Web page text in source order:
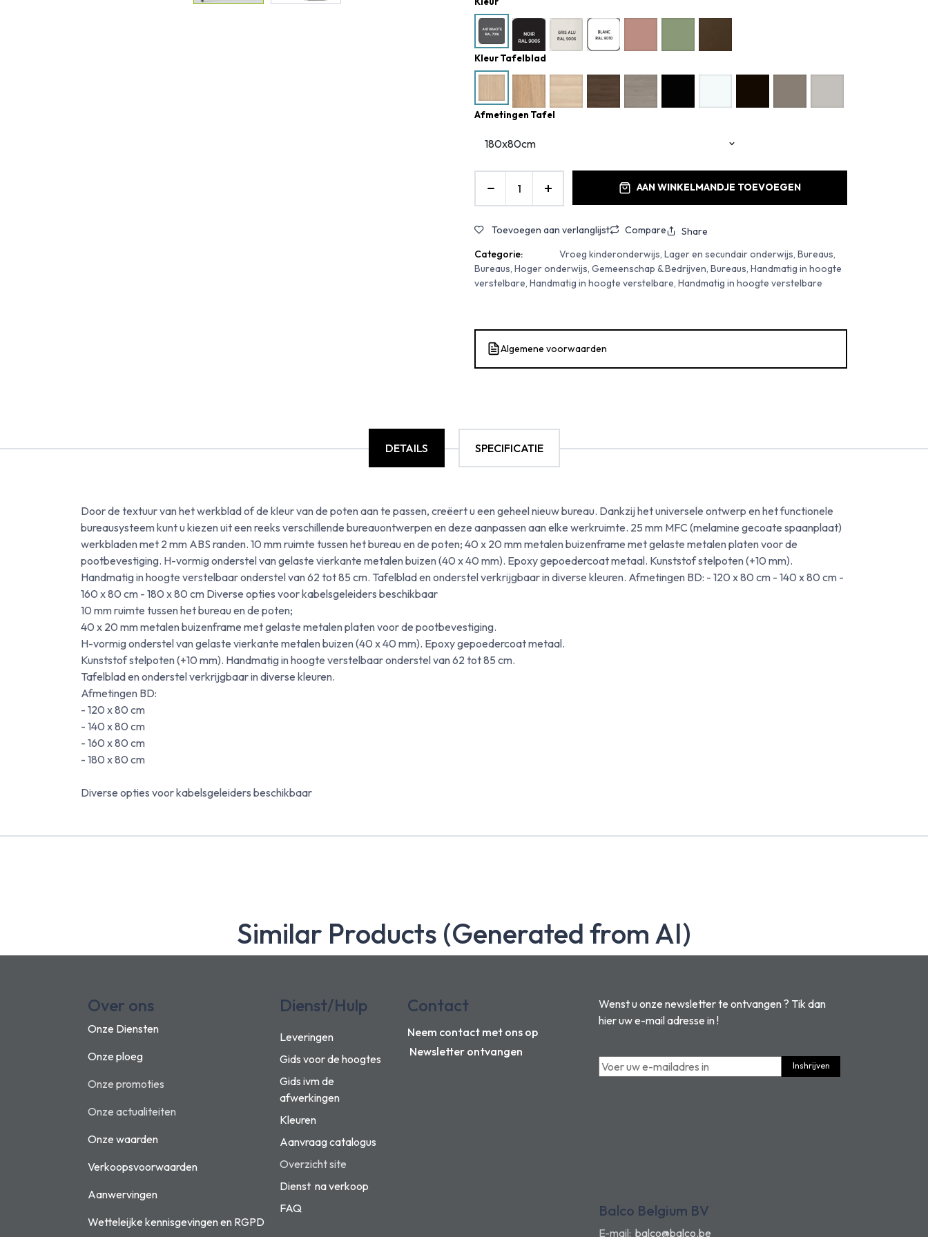
Kleur Tafelblad
Afmetingen Tafel
AAN WINKELMANDJE TOEVOEGEN
Toevoegen aan verlanglijst Compare
Share
Categorie:
Vroeg kinderonderwijs, Lager en secundair onderwijs, Bureaus,
Bureaus, Hoger onderwijs, Gemeenschap & Bedrijven, Bureaus, Handmatig in hoogte
verstelbare, Handmatig in hoogte verstelbare, Handmatig in hoogte verstelbare
Algemene voorwaarden
DETAILS SPECIFICATIE
Door de textuur van het werkblad of de kleur van de poten aan te passen, creëert u een geheel nieuw bureau. Dankzij het universele ontwerp en het functionele
bureausysteem kunt u kiezen uit een reeks verschillende bureauontwerpen en deze aanpassen aan elke werkruimte. 25 mm MFC (melamine gecoate spaanplaat)
werkbladen met 2 mm ABS randen. 10 mm ruimte tussen het bureau en de poten; 40 x 20 mm metalen buizenframe met gelaste metalen platen voor de
pootbevestiging. H-vormig onderstel van gelaste vierkante metalen buizen (40 x 40 mm). Epoxy gepoedercoat metaal. Kunststof stelpoten (+10 mm).
Handmatig in hoogte verstelbaar onderstel van 62 tot 85 cm. Tafelblad en onderstel verkrijgbaar in diverse kleuren. Afmetingen BD: - 120 x 80 cm - 140 x 80 cm -
160 x 80 cm - 180 x 80 cm Diverse opties voor kabelsgeleiders beschikbaar
10 mm ruimte tussen het bureau en de poten;
40 x 20 mm metalen buizenframe met gelaste metalen platen voor de pootbevestiging.
H-vormig onderstel van gelaste vierkante metalen buizen (40 x 40 mm). Epoxy gepoedercoat metaal.
Kunststof stelpoten (+10 mm). Handmatig in hoogte verstelbaar onderstel van 62 tot 85 cm.
Tafelblad en onderstel verkrijgbaar in diverse kleuren.
Afmetingen BD:
- 120 x 80 cm
- 140 x 80 cm
- 160 x 80 cm
- 180 x 80 cm
Diverse opties voor kabelsgeleiders beschikbaar
Similar Products (Generated from AI)
Over ons
Onze Diensten
Onze ploeg
Onze promoties
Onze actualiteiten
Onze waarden
Verkoopsvoorwaarden
Aanwervingen
Wetteleijke kennisgevingen en RGPD
Dienst/Hulp
Leveringen
Gids voor de hoogtes
Gids ivm de
afwerkingen
Kleuren
Aanvraag catalogus
Overzicht site
Dienst na verkoop
FAQ
Wenst u onze newsletter te ontvangen ? Tik dan
hier uw e-mail adresse in !
Inshrijven
Balco Belgium BV
E-mail: balco@balco.be
Contact
Neem contact met ons op
Newsletter ontvangen